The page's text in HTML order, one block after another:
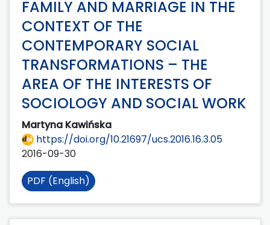
FAMILY AND MARRIAGE IN THE
CONTEXT OF THE
CONTEMPORARY SOCIAL
TRANSFORMATIONS – THE
AREA OF THE INTERESTS OF
SOCIOLOGY AND SOCIAL WORK
Martyna Kawińska
https://doi.org/10.21697/ucs.2016.16.3.05
2016-09-30
PDF (English)